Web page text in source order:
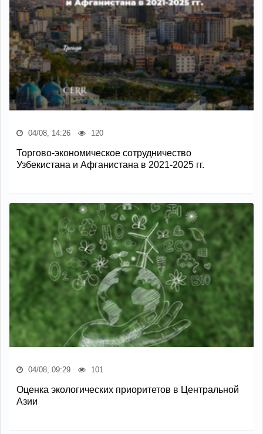
04/08, 14:26 120
Торгово-экономическое сотрудничество
Узбекистана и Афганистана в 2021-2025 гг.
04/08, 09:29 101
Оценка экологических приоритетов в Центральной
Азии